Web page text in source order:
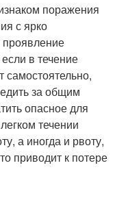
поражения
с ярко
в течение
самостоятельно,
за общим
опасное для
течении
а иногда и рвоту,
приводит к потере